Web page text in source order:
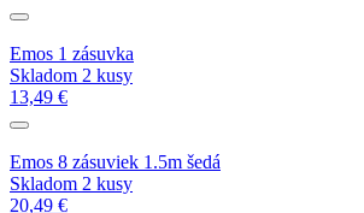
Emos 1 zásuvka
Skladom 2 kusy
13,49 €
Emos 8 zásuviek 1.5m šedá
Skladom 2 kusy
20,49 €